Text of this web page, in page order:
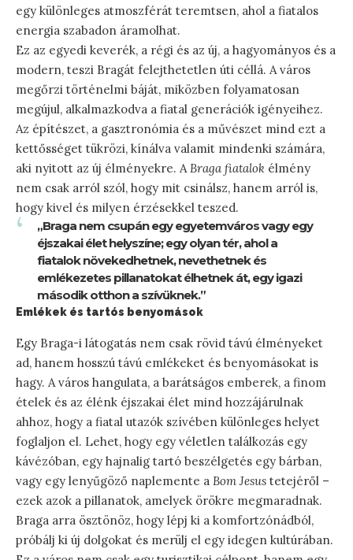
egy különleges atmoszférát teremtsen, ahol a fiatalos
energia szabadon áramolhat.
Ez az egyedi keverék, a régi és az új, a hagyományos és a
modern, teszi Bragát felejthetetlen úti céllá. A város
megőrzi történelmi báját, miközben folyamatosan
megújul, alkalmazkodva a fiatal generációk igényeihez.
Az építészet, a gasztronómia és a művészet mind ezt a
kettősséget tükrözi, kínálva valamit mindenki számára,
aki nyitott az új élményekre. ABraga fiatalok élmény
nem csak arról szól, hogy mit csinálsz, hanem arról is,
hogy kivel és milyen érzésekkel teszed.
„Braga nem csupán egy egyetemváros vagy egy
éjszakai élet helyszíne; egy olyan tér, ahol a
fiatalok növekedhetnek, nevethetnek és
emlékezetes pillanatokat élhetnek át, egy igazi
második otthon a szívüknek.”
Emlékek és tartós benyomások
Egy Braga-i látogatás nem csak rövid távú élményeket
ad, hanem hosszú távú emlékeket és benyomásokat is
hagy. A város hangulata, a barátságos emberek, a finom
ételek és az élénk éjszakai élet mind hozzájárulnak
ahhoz, hogy a fiatal utazók szívében különleges helyet
foglaljon el. Lehet, hogy egy véletlen találkozás egy
kávézóban, egy hajnalig tartó beszélgetés egy bárban,
vagy egy lenyűgöző naplemente a Bom Jesus tetejéről –
ezek azok a pillanatok, amelyek örökre megmaradnak.
Braga arra ösztönöz, hogy lépj ki a komfortzónádból,
próbálj ki új dolgokat és merülj el egy idegen kultúrában.